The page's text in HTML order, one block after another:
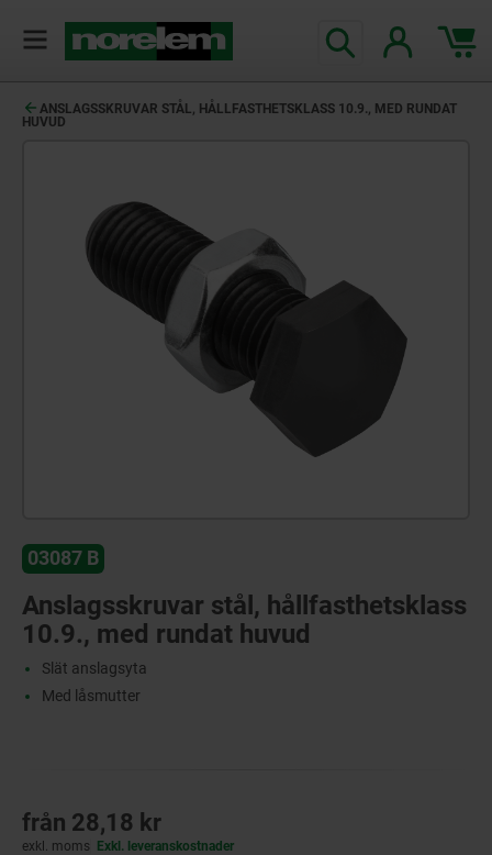
ANSLAGSSKRUVAR STÅL, HÅLLFASTHETSKLASS 10.9., MED RUNDAT
HUVUD
03087 B
Anslagsskruvar stål, hållfasthetsklass
10.9., med rundat huvud
Slät anslagsyta
Med låsmutter
från 28,18 kr
exkl. moms Exkl. leveranskostnader